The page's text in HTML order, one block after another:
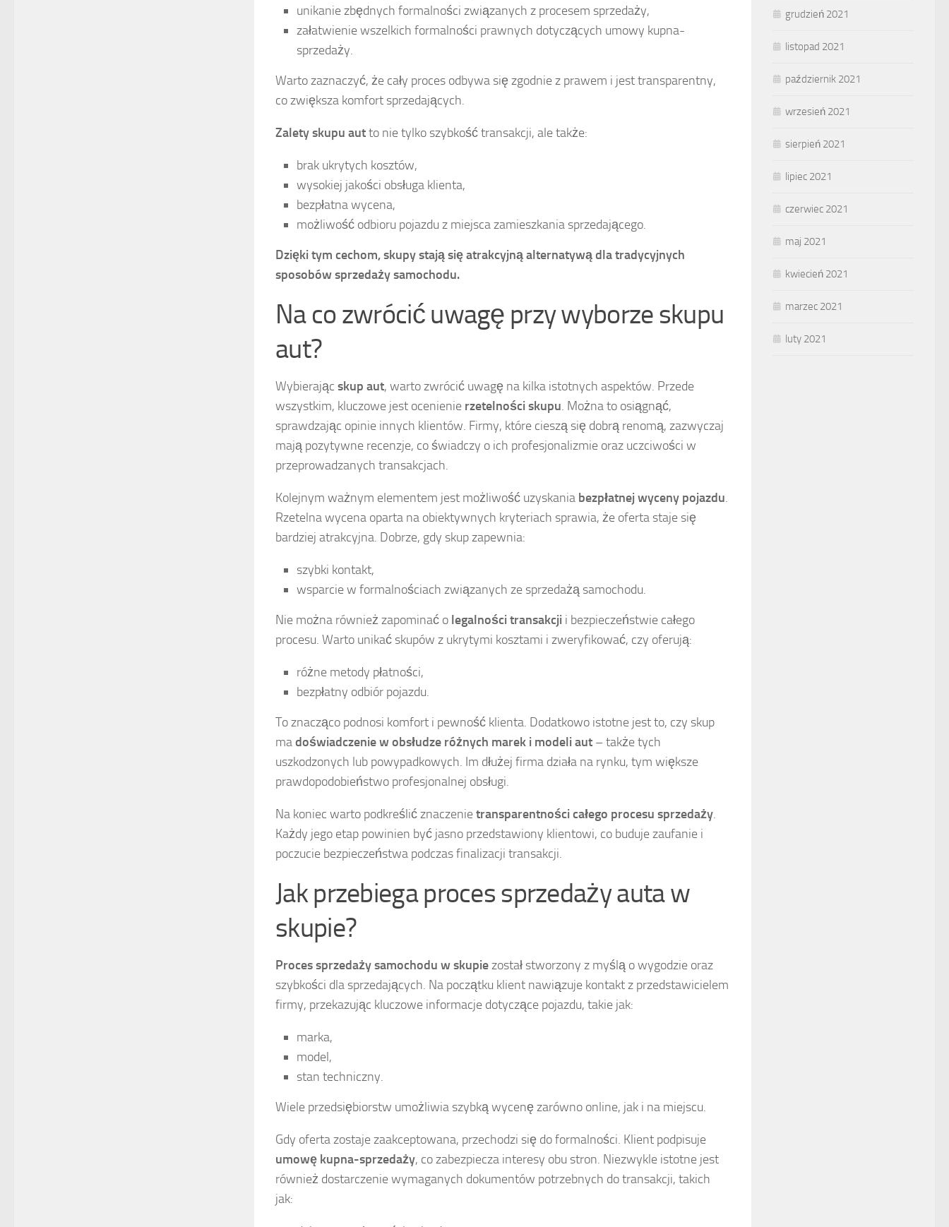
unikanie zbędnych formalności związanych z procesem sprzedaży,
załatwienie wszelkich formalności prawnych dotyczących umowy kupna-
sprzedaży.
Warto zaznaczyć, że cały proces odbywa się zgodnie z prawem i jest transparentny,
co zwiększa komfort sprzedających.
Zalety skupu autto nie tylko szybkość transakcji, ale także:
brak ukrytych kosztów,
wysokiej jakości obsługa klienta,
bezpłatna wycena,
możliwość odbioru pojazdu z miejsca zamieszkania sprzedającego.
Dzięki tym cechom, skupy stają się atrakcyjną alternatywą dla tradycyjnych
sposobów sprzedaży samochodu.
Na co zwrócić uwagę przy wyborze skupu
aut?
Wybierając skup aut, warto zwrócić uwagę na kilka istotnych aspektów. Przede
wszystkim, kluczowe jest ocenienie rzetelności skupu. Można to osiągnąć,
sprawdzając opinie innych klientów. Firmy, które cieszą się dobrą renomą, zazwyczaj
mają pozytywne recenzje, co świadczy o ich profesjonalizmie oraz uczciwości w
przeprowadzanych transakcjach.
Kolejnym ważnym elementem jest możliwość uzyskania bezpłatnej wyceny pojazdu.
Rzetelna wycena oparta na obiektywnych kryteriach sprawia, że oferta staje się
bardziej atrakcyjna. Dobrze, gdy skup zapewnia:
szybki kontakt,
wsparcie w formalnościach związanych ze sprzedażą samochodu.
Nie można również zapominać o legalności transakcji i bezpieczeństwie całego
procesu. Warto unikać skupów z ukrytymi kosztami i zweryfikować, czy oferują:
różne metody płatności,
bezpłatny odbiór pojazdu.
To znacząco podnosi komfort i pewność klienta. Dodatkowo istotne jest to, czy skup
madoświadczenie w obsłudze różnych marek i modeli aut – także tych
uszkodzonych lub powypadkowych. Im dłużej firma działa na rynku, tym większe
prawdopodobieństwo profesjonalnej obsługi.
Na koniec warto podkreślić znaczenietransparentności całego procesu sprzedaży.
Każdy jego etap powinien być jasno przedstawiony klientowi, co buduje zaufanie i
poczucie bezpieczeństwa podczas finalizacji transakcji.
Jak przebiega proces sprzedaży auta w
skupie?
Proces sprzedaży samochodu w skupiezostał stworzony z myślą o wygodzie oraz
szybkości dla sprzedających. Na początku klient nawiązuje kontakt z przedstawicielem
firmy, przekazując kluczowe informacje dotyczące pojazdu, takie jak:
marka,
model,
stan techniczny.
Wiele przedsiębiorstw umożliwia szybką wycenę zarówno online, jak i na miejscu.
Gdy oferta zostaje zaakceptowana, przechodzi się do formalności. Klient podpisuje
umowę kupna-sprzedaży, co zabezpiecza interesy obu stron. Niezwykle istotne jest
również dostarczenie wymaganych dokumentów potrzebnych do transakcji, takich
jak:
grudzień 2021
listopad 2021
październik 2021
wrzesień 2021
sierpień 2021
lipiec 2021
czerwiec 2021
maj 2021
kwiecień 2021
marzec 2021
luty 2021